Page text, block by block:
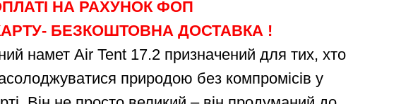
НА РАХУНОК ФОП
БЕЗКОШТОВНА ДОСТАВКА !
намет Air Tent 17.2 призначений для тих, хто
природою без компромісів у